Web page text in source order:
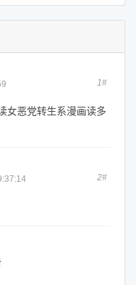
1#
恶党转生系漫画读多
2#